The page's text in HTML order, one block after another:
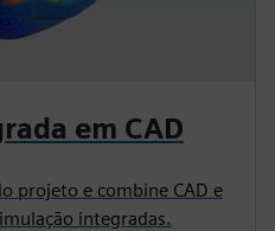
em CAD
projeto e combine CAD e
integradas.